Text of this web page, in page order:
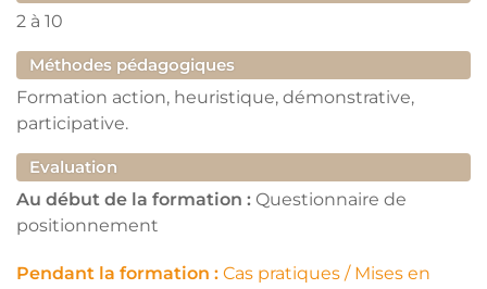
2 à 10
Méthodes pédagogiques
Formation action, heuristique, démonstrative,
participative.
Evaluation
Au début de la formation : Questionnaire de
positionnement
Pendant la formation : Cas pratiques / Mises en